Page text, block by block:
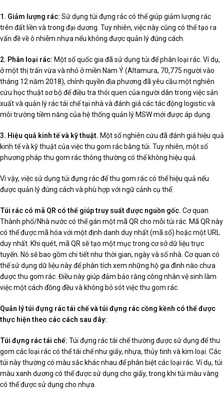
1. Giảm lượng rác: Sử dụng túi đựng rác có thể giúp giảm lượng rác
trên đất liền và trong đại dương. Tuy nhiên, việc này cũng có thể tạo ra
vấn đề về ô nhiễm nhựa nếu không được quản lý đúng cách.
2. Phân loại rác: Một số quốc gia đã sử dụng túi để phân loại rác. Ví dụ,
ở một thị trấn vừa và nhỏ ở miền Nam Ý (Altamura, 70,775 người vào
tháng 12 năm 2018), chính quyền địa phương đã yêu cầu một nghiên
cứu học thuật sơ bộ để điều tra thói quen của người dân trong việc sản
xuất và quản lý rác tái chế tại nhà và đánh giá các tác động logistic và
môi trường tiềm năng của hệ thống quản lý MSW mới được áp dụng.
3. Hiệu quả kinh tế và kỹ thuật. Một số nghiên cứu đã đánh giá hiệu quả
kinh tế và kỹ thuật của việc thu gom rác bằng túi. Tuy nhiên, một số
phương pháp thu gom rác thông thường có thể không hiệu quả.
Vì vậy, việc sử dụng túi đựng rác để thu gom rác có thể hiệu quả nếu
được quản lý đúng cách và phù hợp với ngữ cảnh cụ thể.
Túi rác có mã QR có thể giúp truy suất được nguồn gốc. Cơ quan
Thành phố/Nhà nước có thể gán một mã QR cho mỗi túi rác. Mã QR này
có thể được mã hóa với một định danh duy nhất (mã số) hoặc một URL
duy nhất. Khi quét, mã QR sẽ tạo một mục trong cơ sở dữ liệu trực
tuyến. Nó sẽ bao gồm chi tiết như thời gian, ngày và số nhà. Cơ quan có
thể sử dụng dữ liệu này để phân tích xem những hộ gia đình nào chưa
được thu gom rác. Điều này giúp đảm bảo rằng công nhân vệ sinh làm
việc một cách đồng đều và không bỏ sót việc thu gom rác.
Quản lý túi đựng rác tái chế và túi đựng rác cồng kềnh có thể được
thực hiện theo các cách sau đây:
Túi đựng rác tái chế: Túi đựng rác tái chế thường được sử dụng để thu
gom các loại rác có thể tái chế như giấy, nhựa, thủy tinh và kim loại. Các
túi này thường có màu sắc khác nhau để phân biệt các loại rác. Ví dụ, túi
màu xanh dương có thể được sử dụng cho giấy, trong khi túi màu vàng
có thể được sử dụng cho nhựa.